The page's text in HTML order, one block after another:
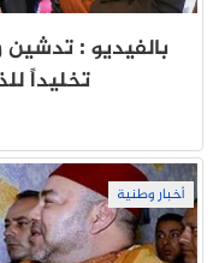
بالفيديو : تدشين
تخليداً للذكرى
أخبار وطنية